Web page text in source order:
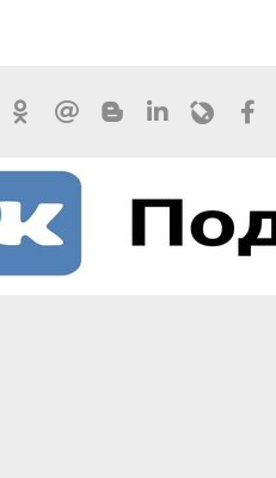
VkontakteOdnoklassniki
Mail.ru BloggerLinkedin